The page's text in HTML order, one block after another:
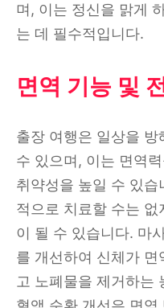
며, 이는 정신을 맑게
는 데 필수적입니다.
면역 기능 및
출장 여행은 일상을
수 있으며, 이는 면역
취약성을 높일 수 있
적으로 치료할 수는
이 될 수 있습니다. 마
를 개선하여 신체가
고 노폐물을 제거하는